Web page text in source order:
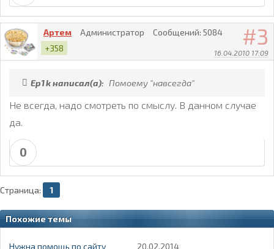
3
16.04.2010 17:09
Артем Администратор Сообщений: 5084
+358
Ep1k написал(а): Помоему "навсегда"
Не всегда, надо смотреть по смыслу. В данном случае
да.
0
Страница: 1
Похожие темы
Нужна помощь по сайту 20.02.2014